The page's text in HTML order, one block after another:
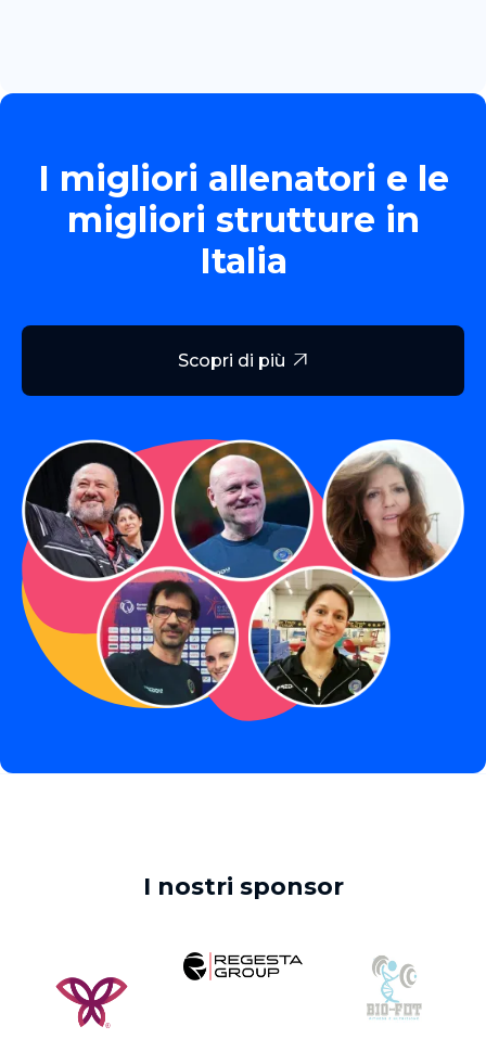
I migliori allenatori e le
migliori strutture in
Italia
Scopri di più 
I nostri sponsor